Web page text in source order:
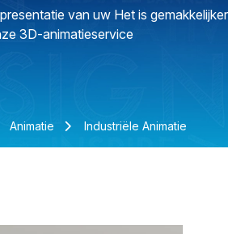
van uw Het is gemakkelijker
3D-animatieservice
Animatie Industriële Animatie